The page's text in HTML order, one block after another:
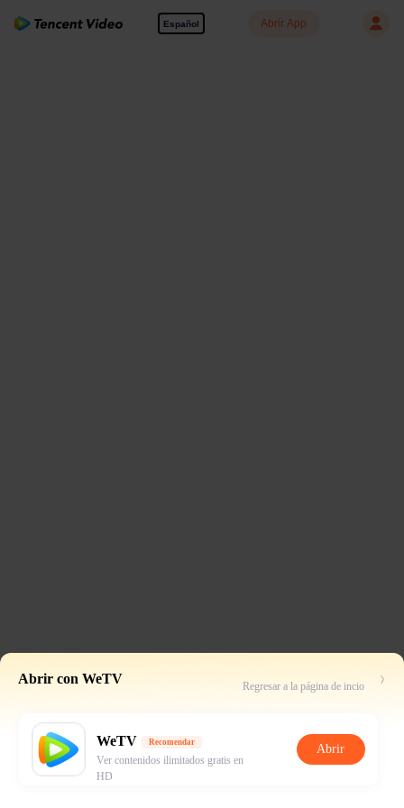
Español Abrir App
Abrir con WeTV Regresar a la página de incio
WeTV Recomendar
Ver contenidos ilimitados gratis en
HD
Abrir